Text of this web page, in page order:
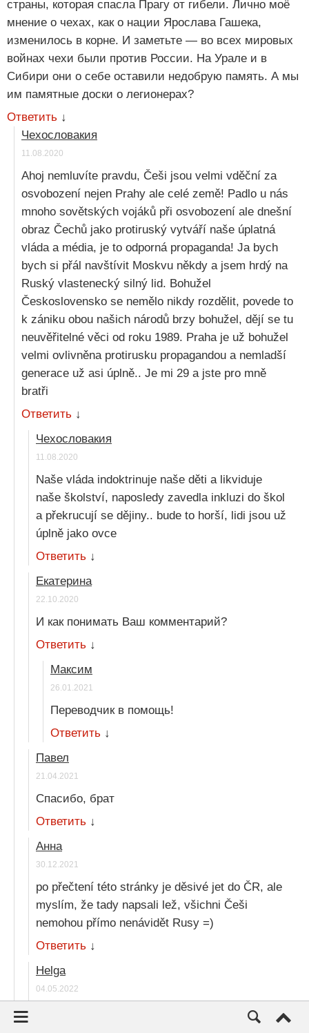
страны, которая спасла Прагу от гибели. Лично моё
мнение о чехах, как о нации Ярослава Гашека,
изменилось в корне. И заметьте — во всех мировых
войнах чехи были против России. На Урале и в
Сибири они о себе оставили недобрую память. А мы
им памятные доски о легионерах?
Ответить ↓
Чехословакия
11.08.2020
Ahoj nemluvíte pravdu, Češi jsou velmi vděční za
osvobození nejen Prahy ale celé země! Padlo u nás
mnoho sovětských vojáků při osvobození ale dnešní
obraz Čechů jako protiruský vytváří naše úplatná
vláda a média, je to odporná propaganda! Ja bych
bych si přál navštívit Moskvu někdy a jsem hrdý na
Ruský vlastenecký silný lid. Bohužel
Československo se nemělo nikdy rozdělit, povede to
k zániku obou našich národů brzy bohužel, dějí se tu
neuvěřitelné věci od roku 1989. Praha je už bohužel
velmi ovlivněna protirusku propagandou a nemladší
generace už asi úplně.. Je mi 29 a jste pro mně
bratři
Ответить ↓
Чехословакия
11.08.2020
Naše vláda indoktrinuje naše děti a likviduje
naše školství, naposledy zavedla inkluzi do škol
a překrucují se dějiny.. bude to horší, lidi jsou už
úplně jako ovce
Ответить ↓
Екатерина
22.10.2020
И как понимать Ваш комментарий?
Ответить ↓
Максим
26.01.2021
Переводчик в помощь!
Ответить ↓
Павел
21.04.2021
Спасибо, брат
Ответить ↓
Анна
30.12.2021
po přečtení této stránky je děsivé jet do ČR, ale
myslím, že tady napsali lež, všichni Češi
nemohou přímo nenávidět Rusy =)
Ответить ↓
Helga
04.05.2022
I was in Prague 19 years ago and didn’t feel any